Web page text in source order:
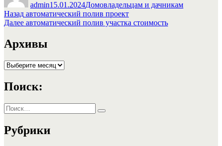
admin15.01.2024Домовладельцам и дачникам
Навигация
по
записям
Назад Предыдущая
запись:
автоматический полив проект
Далее Следующая
автоматический полив участка стоимость
Архивы
Архивы
Поиск:
Искать:
Поиск
Рубрики